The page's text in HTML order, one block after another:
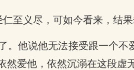
至义尽，可如今看来，结果
。他说他无法接受跟一个
然爱他，依然沉溺在这段虚